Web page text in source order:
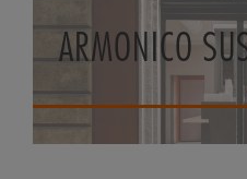
ARMONICO